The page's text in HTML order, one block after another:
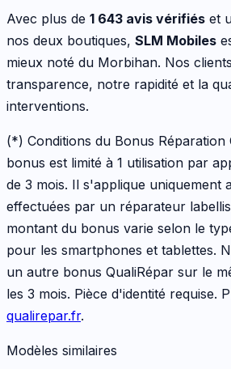
Avec plus de 1 643 avis vérifiés et
nos deux boutiques, SLM Mobiles
mieux noté du Morbihan. Nos
transparence, notre rapidité et la
interventions.
(*) Conditions du Bonus Réparation
bonus est limité à 1 utilisation par
de 3 mois. Il s'applique uniquement
effectuées par un réparateur
montant du bonus varie selon le
pour les smartphones et tablettes.
un autre bonus QualiRépar sur le
les 3 mois. Pièce d'identité requise.
qualirepar.fr.
Modèles similaires